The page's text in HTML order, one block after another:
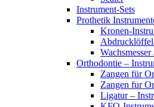
Instrument-Sets
Prothetik
Kronen-
Abdrucklöffel
Orthodontie –
Zangen für
Zangen fur
Ligatur –